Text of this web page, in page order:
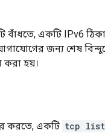
একটি IPv6
জন্য শেষ
করা হয়।
করতে, একটি tcp